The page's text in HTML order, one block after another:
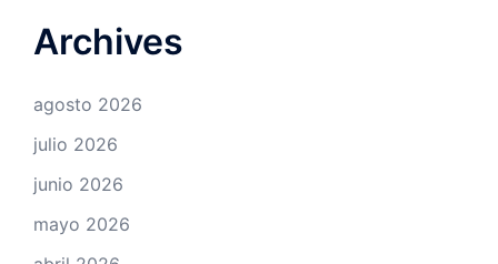
Archives
agosto 2026
julio 2026
junio 2026
mayo 2026